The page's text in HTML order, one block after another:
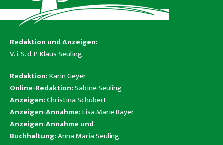
Redaktion und Anzeigen:
V. i. S. d. P. Klaus Seuling
Redaktion:Karin Geyer
Online-Redaktion:Sabine Seuling
Anzeigen:Christina Schubert
Anzeigen-Annahme:Lisa Marie Bayer
Anzeigen-Annahme und
Buchhaltung:Anna Maria Seuling